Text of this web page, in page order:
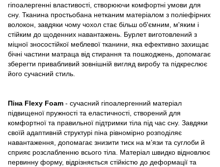
гіпоалергенні властивості, створюючи комфортні умови для
сну. Тканина простьобана нетканим матеріалом з поліефірних
волокон, завдяки чому чохол стає більш об'ємним, м'яким і
стійким до щоденних навантажень. Бурлет виготовлений з
міцної зносостійкої меблевої тканини, яка ефективно захищає
бічні частини матраца від стирання та пошкоджень, допомагає
зберегти привабливий зовнішній вигляд виробу та підкреслює
його сучасний стиль.
Піна Flexy Foam - сучасний гіпоалергенний матеріал
підвищеної пружності та еластичності, створений для
комфортної та правильної підтримки тіла під час сну. Завдяки
своїй адаптивній структурі піна рівномірно розподіляє
навантаження, допомагає знизити тиск на м’язи та суглоби й
сприяє розслабленню всього тіла. Матеріал швидко відновлює
первинну форму, відрізняється стійкістю до деформації та